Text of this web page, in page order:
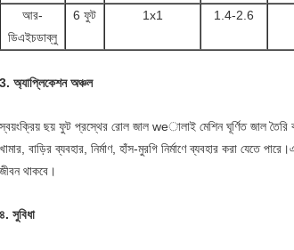
আর-
ডিএইচডাব্লু
6 ফুট 1x1 1.4-2.6
3. অ্যাপ্লিকেশন অঞ্চল
স্বয়ংক্রিয় ছয় ফুট প্রস্থের রোল জাল weালাই মেশিন ঘূর্ণিত জাল
খামার, বাড়ির ব্যবহার, নির্মাণ, হাঁস-মুরগি নির্মাণে ব্যবহার করা যেতে
জীবন থাকবে।
৪. সুবিধা